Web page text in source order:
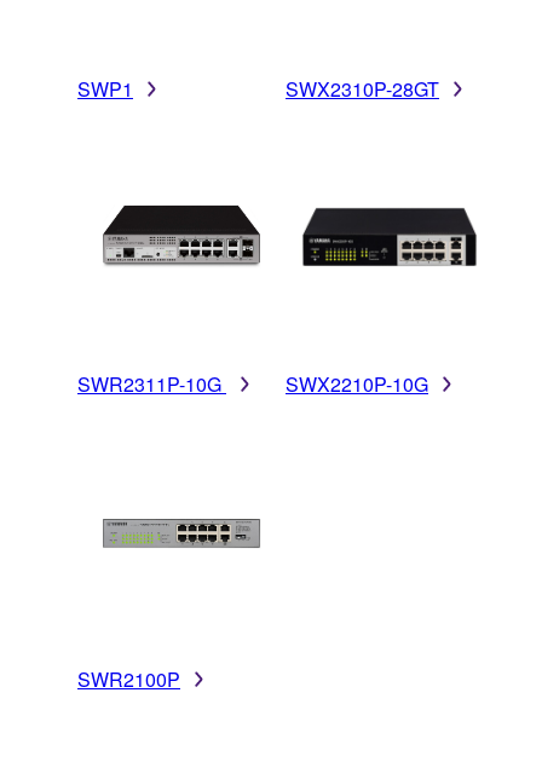
SWP1 SWX2310P-28GT
SWR2311P-10G SWX2210P-10G
SWR2100P